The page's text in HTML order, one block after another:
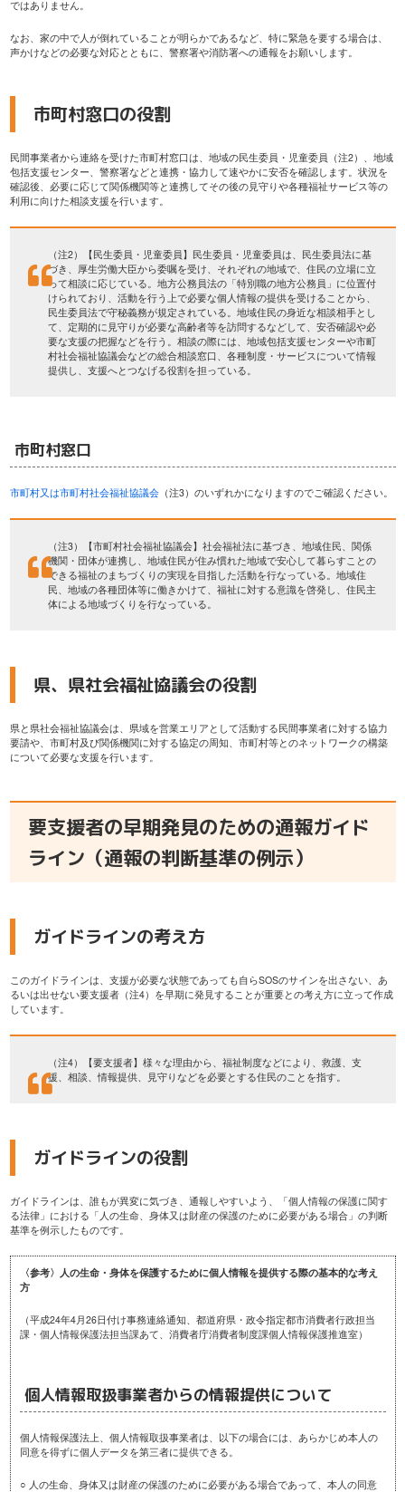
ではありません。
なお、家の中で人が倒れていることが明らかであるなど、特に緊急を要する場合は、
声かけなどの必要な対応とともに、警察署や消防署への通報をお願いします。
市町村窓口の役割
民間事業者から連絡を受けた市町村窓口は、地域の民生委員・児童委員（注2）、地域
包括支援センター、警察署などと連携・協力して速やかに安否を確認します。状況を
確認後、必要に応じて関係機関等と連携してその後の見守りや各種福祉サービス等の
利用に向けた相談支援を行います。
（注2）【民生委員・児童委員】民生委員・児童委員は、民生委員法に基
づき、厚生労働大臣から委嘱を受け、それぞれの地域で、住民の立場に立
って相談に応じている。地方公務員法の「特別職の地方公務員」に位置付
けられており、活動を行う上で必要な個人情報の提供を受けることから、
民生委員法で守秘義務が規定されている。地域住民の身近な相談相手とし
て、定期的に見守りが必要な高齢者等を訪問するなどして、安否確認や必
要な支援の把握などを行う。相談の際には、地域包括支援センターや市町
村社会福祉協議会などの総合相談窓口、各種制度・サービスについて情報
提供し、支援へとつなげる役割を担っている。
市町村窓口
市町村又は市町村社会福祉協議会（注3）のいずれかになりますのでご確認ください。
（注3）【市町村社会福祉協議会】社会福祉法に基づき、地域住民、関係
機関・団体が連携し、地域住民が住み慣れた地域で安心して暮らすことの
できる福祉のまちづくりの実現を目指した活動を行なっている。地域住
民、地域の各種団体等に働きかけて、福祉に対する意識を啓発し、住民主
体による地域づくりを行なっている。
県、県社会福祉協議会の役割
県と県社会福祉協議会は、県域を営業エリアとして活動する民間事業者に対する協力
要請や、市町村及び関係機関に対する協定の周知、市町村等とのネットワークの構築
について必要な支援を行います。
要支援者の早期発見のための通報ガイド
ライン（通報の判断基準の例示）
ガイドラインの考え方
このガイドラインは、支援が必要な状態であっても自らSOSのサインを出さない、あ
るいは出せない要支援者（注4）を早期に発見することが重要との考え方に立って作成
しています。
（注4）【要支援者】様々な理由から、福祉制度などにより、救護、支
援、相談、情報提供、見守りなどを必要とする住民のことを指す。
ガイドラインの役割
ガイドラインは、誰もが異変に気づき、通報しやすいよう、「個人情報の保護に関す
る法律」における「人の生命、身体又は財産の保護のために必要がある場合」の判断
基準を例示したものです。
〈参考〉人の生命・身体を保護するために個人情報を提供する際の基本的な考え
方
（平成24年4月26日付け事務連絡通知、都道府県・政令指定都市消費者行政担当
課・個人情報保護法担当課あて、消費者庁消費者制度課個人情報保護推進室）
個人情報取扱事業者からの情報提供について
個人情報保護法上、個人情報取扱事業者は、以下の場合には、あらかじめ本人の
同意を得ずに個人データを第三者に提供できる。
○ 人の生命、身体又は財産の保護のために必要がある場合であって、本人の同意